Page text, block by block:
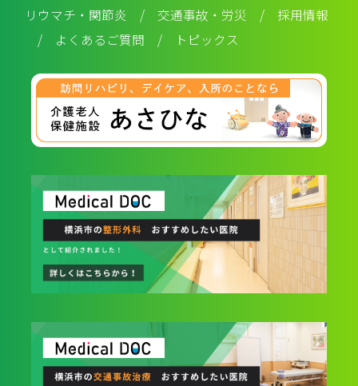
リウマチ・関節炎 /交通事故・労災 /採用情報
/ よくあるご質問 / トピックス